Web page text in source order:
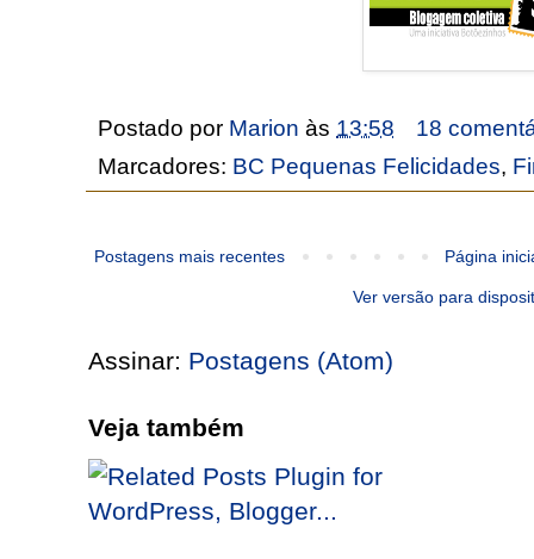
Postado por Marion às 13:58
18
Marcadores: BC Pequenas Felicidades,
Postagens mais recentes Página
Ver versão para
Assinar: Postagens (Atom)
Veja também